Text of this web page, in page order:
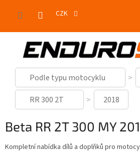
CZK
Podle typu motocyklu
RR 300 2T
2018
Beta RR 2T 300 MY
Kompletní nabídka dílů a doplňků pro